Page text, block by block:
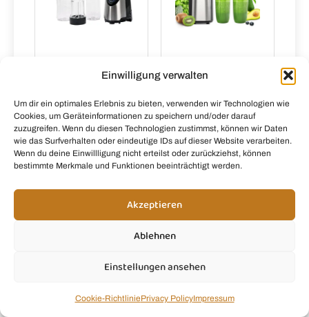
Einwilligung verwalten
Um dir ein optimales Erlebnis zu bieten, verwenden wir Technologien wie
Cookies, um Geräteinformationen zu speichern und/oder darauf
zuzugreifen. Wenn du diesen Technologien zustimmst, können wir Daten
wie das Surfverhalten oder eindeutige IDs auf dieser Website verarbeiten.
Wenn du deine Einwillligung nicht erteilst oder zurückziehst, können
bestimmte Merkmale und Funktionen beeinträchtigt werden.
Akzeptieren
Ablehnen
Einstellungen ansehen
Cookie-RichtliniePrivacy PolicyImpressum
LUND
Smoothie-
mixer 500w -
W-67703
Manomano.de
Ganiza Mixer,
900W Mini
Smoothie
Maker,
Standmixer mit
3 Tragbare
Mixbechern(2×
500ml &
Blender
Shake,
Amazon